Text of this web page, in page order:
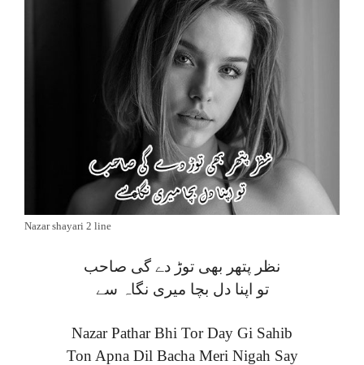
Nazar shayari 2 line
نظر پتھر بھی توڑ دے گی صاحب
تو اپنا دل بچا میری نگاہ سے
Nazar Pathar Bhi Tor Day Gi Sahib
Ton Apna Dil Bacha Meri Nigah Say